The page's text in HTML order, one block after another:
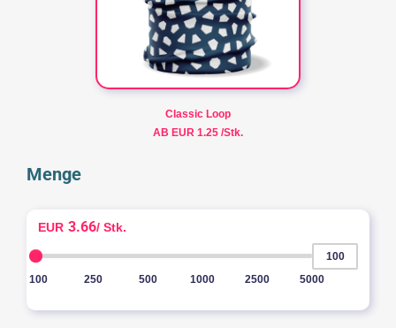
Classic Loop
AB EUR 1.25 /Stk.
Menge
EUR 3.66/ Stk.
100 250 500 1000 2500 5000